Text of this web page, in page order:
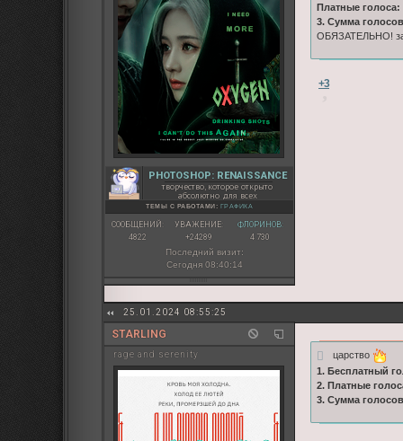
PHOTOSHOP: RENAISSANCE
творчество, которое открыто
абсолютно для всех
ТЕМЫ С РАБОТАМИ: ГРАФИКА
СООБЩЕНИЙ:
4822
УВАЖЕНИЕ:
+24289
ФЛОРИНОВ:
4 730
Последний визит:
Сегодня 08:40:14
Платные голоса:
3. Сумма
ОБЯЗАТЕЛЬНО!
+3
25.01.2024 08:55:25
STARLING
rage and serenity
царство
1. Бесплатный
2. Платные
3. Сумма